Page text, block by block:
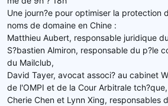
a
d
i
s
c
u
s
s
Une journ?e pour optimiser la protection
noms de domaine en Chine :
Matthieu Aubert, responsable juridique
S?bastien Almiron, responsable du p?le
du Mailclub,
David Tayer, avocat associ? au cabinet
de l'OMPI et de la Cour Arbitrale tch?que,
Cherie Chen et Lynn Xing, responsables